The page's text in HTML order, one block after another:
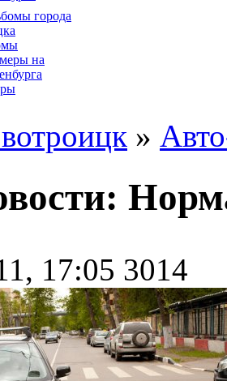
»
17:05 3014